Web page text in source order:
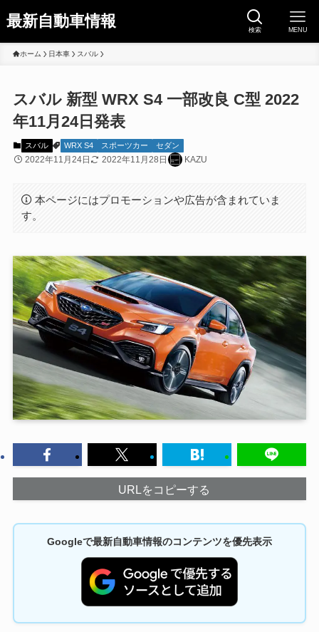
最新自動車情報 検索 MENU
ホーム 日本車 スバル
スバル 新型 WRX S4 一部改良 C型 2022
年11月24日発表
スバル WRX S4 スポーツカー セダン
2022年11月24日 2022年11月28日 KAZU
本ページにはプロモーションや広告が含まれていま
す。
URLをコピーする
Googleで最新自動車情報のコンテンツを優先表示